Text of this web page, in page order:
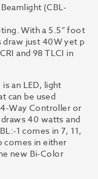
Beamlight (CBL-
Witha 5.5” foot
draw just 40Wyet p
CRI and 98 TLCI in
an LED, light
can be used
Way Controller or
draws 40 watts and
1 comes in 7, 11,
comes in either
new Bi-Color